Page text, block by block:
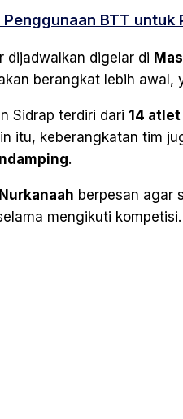
BTT
dijadwalkan digelar di
berangkat lebih
Sidrap terdiri dari 14
itu, keberangkatan tim
.
Nurkanaah berpesan agar
mengikuti